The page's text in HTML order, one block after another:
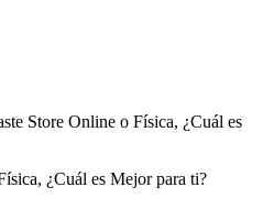
Store Online o Física, ¿Cuál es